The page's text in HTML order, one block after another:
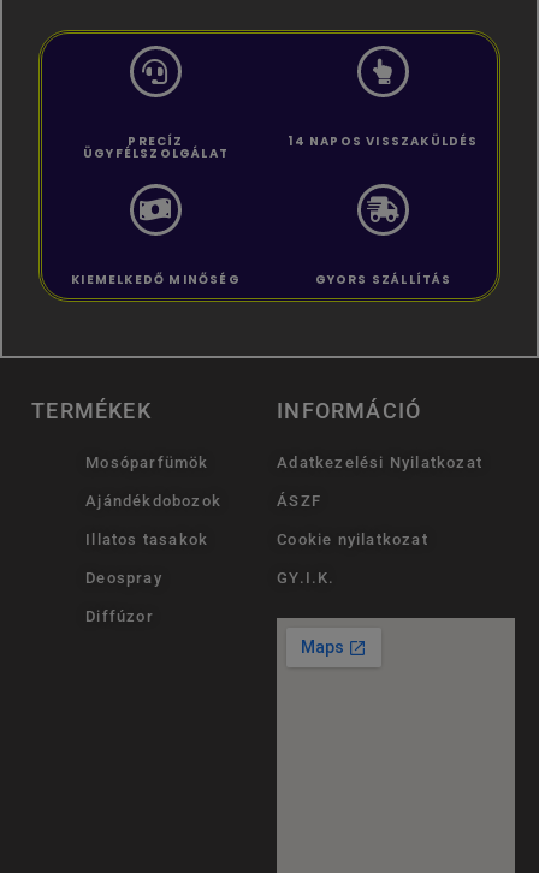
PRECÍZ
ÜGYFÉLSZOLGÁLAT
14 NAPOS VISSZAKÜLDÉS
KIEMELKEDŐ MINŐSÉG GYORS SZÁLLÍTÁS
TERMÉKEK
Mosóparfümök
Ajándékdobozok
Illatos tasakok
Deospray
Diffúzor
INFORMÁCIÓ
Adatkezelési Nyilatkozat
ÁSZF
Cookie nyilatkozat
GY.I.K.